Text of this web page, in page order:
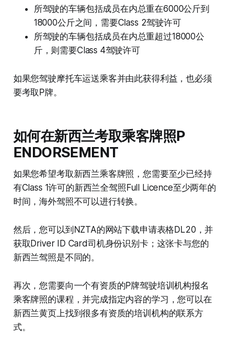
所驾驶的车辆包括成员在内总重在6000公斤到
18000公斤之间，需要Class 2驾驶许可
所驾驶的车辆包括成员在内总重超过18000公
斤，则需要Class 4驾驶许可
如果您驾驶摩托车运送乘客并由此获得利益，也必须
要考取P牌。
如何在新西兰考取乘客牌照P
ENDORSEMENT
如果您希望考取新西兰乘客牌照，您需要至少已经持
有Class 1许可的新西兰全驾照Full Licence至少两年的
时间，海外驾照不可以进行转换。
然后，您可以到NZTA的网站下载申请表格DL20，并
获取Driver ID Card司机身份识别卡；这张卡与您的
新西兰驾照是不同的。
再次，您需要向一个有资质的P牌驾驶培训机构报名
乘客牌照的课程，并完成指定内容的学习，您可以在
新西兰黄页上找到很多有资质的培训机构的联系方
式。